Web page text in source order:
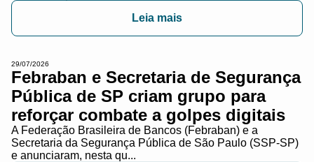
Leia mais
29/07/2026
Febraban e Secretaria de Segurança
Pública de SP criam grupo para
reforçar combate a golpes digitais
A Federação Brasileira de Bancos (Febraban) e a
Secretaria da Segurança Pública de São Paulo (SSP-SP)
e anunciaram, nesta qu...